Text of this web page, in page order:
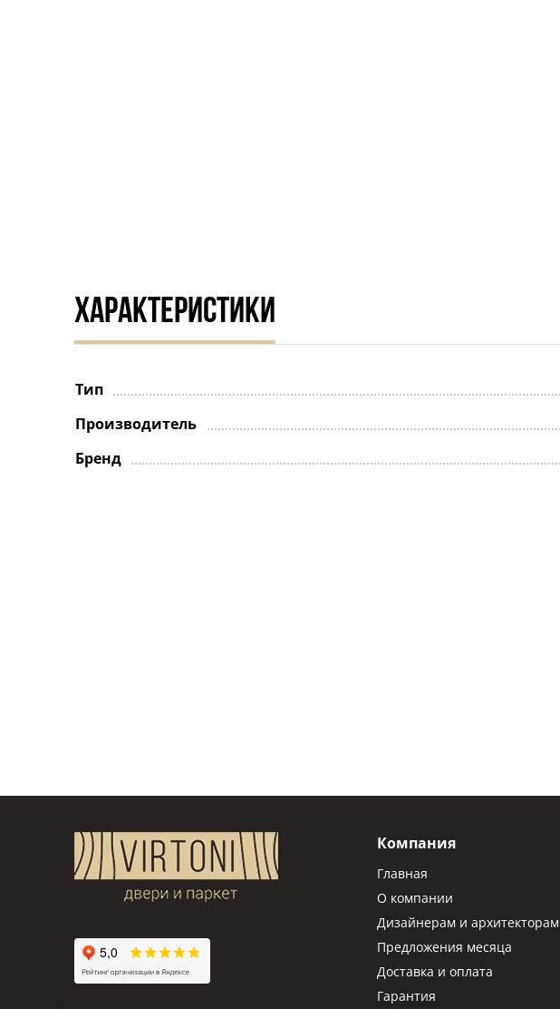
ХАРАКТЕРИСТИКИ
Тип
Производитель
Бренд
Компания
Главная
О компании
Дизайнерам и архитекторам
Предложения месяца
Доставка и оплата
Гарантия